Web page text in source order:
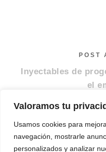
Valoramos tu
Usamos cookies para
navegación, mostrarle
personalizados y analizar
POST
Inyectables de
el
Hormona tiroidea,